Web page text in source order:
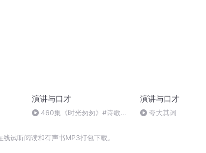
演讲与口才
460集《时光匆匆》#诗歌朗
分
演讲与口才
夸大其词
试听阅读和有声书MP3打包下载。